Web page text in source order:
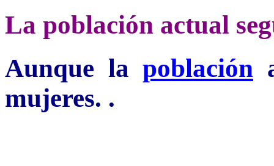
La población actual
Aunque la población
mujeres. .